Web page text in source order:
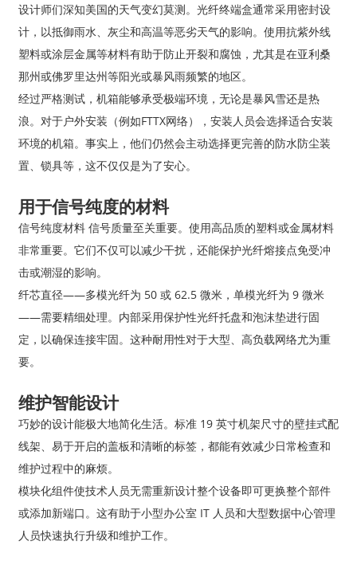
设计师们深知美国的天气变幻莫测。光纤终端盒通常采用密封设
计，以抵御雨水、灰尘和高温等恶劣天气的影响。使用抗紫外线
塑料或涂层金属等材料有助于防止开裂和腐蚀，尤其是在亚利桑
那州或佛罗里达州等阳光或暴风雨频繁的地区。
经过严格测试，机箱能够承受极端环境，无论是暴风雪还是热
浪。对于户外安装（例如FTTX网络），安装人员会选择适合安装
环境的机箱。事实上，他们仍然会主动选择更完善的防水防尘装
置、锁具等，这不仅仅是为了安心。
用于信号纯度的材料
信号纯度材料 信号质量至关重要。使用高品质的塑料或金属材料
非常重要。它们不仅可以减少干扰，还能保护光纤熔接点免受冲
击或潮湿的影响。
纤芯直径——多模光纤为 50 或 62.5 微米，单模光纤为 9 微米
——需要精细处理。内部采用保护性光纤托盘和泡沫垫进行固
定，以确保连接牢固。这种耐用性对于大型、高负载网络尤为重
要。
维护智能设计
巧妙的设计能极大地简化生活。标准 19 英寸机架尺寸的壁挂式配
线架、易于开启的盖板和清晰的标签，都能有效减少日常检查和
维护过程中的麻烦。
模块化组件使技术人员无需重新设计整个设备即可更换整个部件
或添加新端口。这有助于小型办公室 IT 人员和大型数据中心管理
人员快速执行升级和维护工作。